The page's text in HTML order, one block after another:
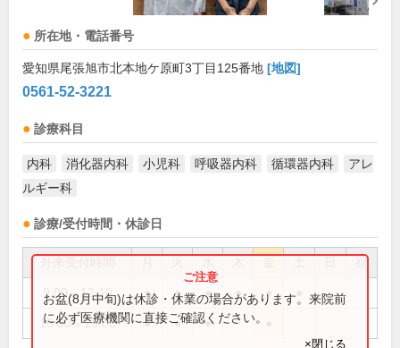
所在地・電話番号
愛知県尾張旭市北本地ケ原町3丁目125番地 [地図]
0561-52-3221
診療科目
内科 消化器内科 小児科 呼吸器内科 循環器内科
アレ
ルギー科
診療/受付時間・休診日
祝
9:00～12:10 ● ● ● ● ●
16:30～19:00 ● ● ●
お盆(8月中旬)は休診・休業の場合があります。来院前
に必ず医療機関に直接ご確認ください。
×閉じる